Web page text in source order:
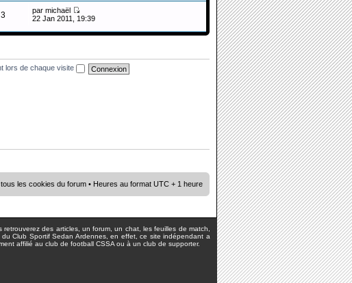
3 par michaël
22 Jan 2011, 19:39
lors de chaque visite
les cookies du forum • Heures au format UTC + 1 heure
des articles, un forum, un chat, les feuilles de match,
Club Sportif Sedan Ardennes, en effet, ce site indépendant a
affilié au club de football CSSA ou à un club de supporter.